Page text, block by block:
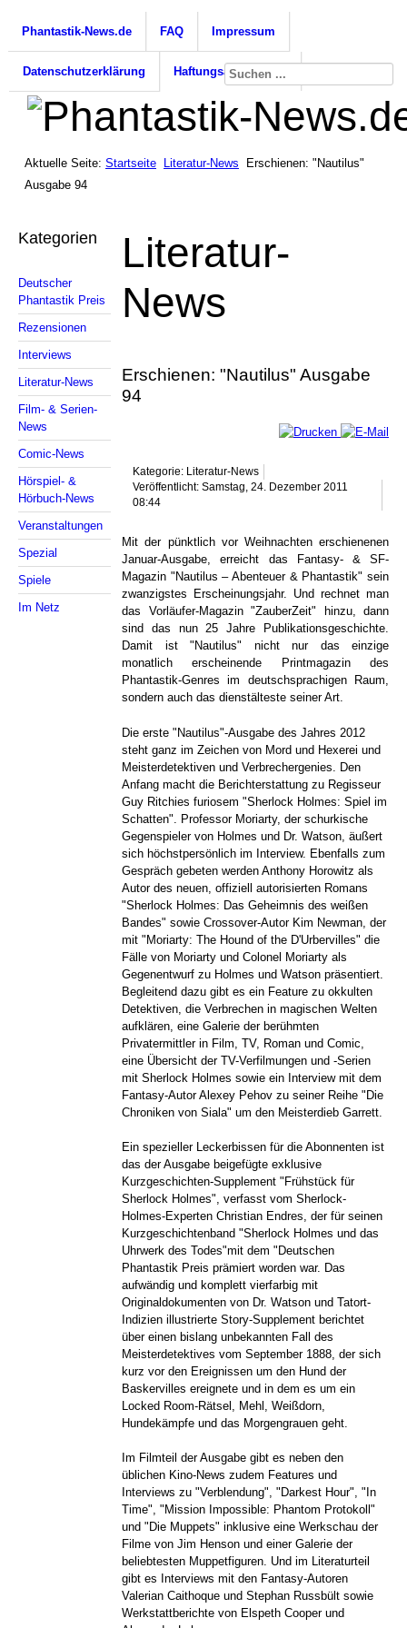
Phantastik-News.de FAQ Impressum
Datenschutzerklärung Haftungsausschluss
Aktuelle Seite: Startseite Literatur-News
Erschienen: "Nautilus"
Ausgabe 94
Kategorien
Deutscher
Phantastik Preis
Rezensionen
Interviews
Literatur-News
Film- & Serien-
News
Comic-News
Hörspiel- &
Hörbuch-News
Veranstaltungen
Spezial
Spiele
Im Netz
Literatur-
News
Erschienen: "Nautilus" Ausgabe
94
Kategorie: Literatur-News
Veröffentlicht: Samstag, 24. Dezember 2011
08:44
Mit der pünktlich vor Weihnachten erschienenen
Januar-Ausgabe, erreicht das Fantasy- & SF-
Magazin "Nautilus – Abenteuer & Phantastik" sein
zwanzigstes Erscheinungsjahr. Und rechnet man
das Vorläufer-Magazin "ZauberZeit" hinzu, dann
sind das nun 25 Jahre Publikationsgeschichte.
Damit ist "Nautilus" nicht nur das einzige
monatlich erscheinende Printmagazin des
Phantastik-Genres im deutschsprachigen Raum,
sondern auch das dienstälteste seiner Art.
Die erste "Nautilus"-Ausgabe des Jahres 2012
steht ganz im Zeichen von Mord und Hexerei und
Meisterdetektiven und Verbrechergenies. Den
Anfang macht die Berichterstattung zu Regisseur
Guy Ritchies furiosem "Sherlock Holmes: Spiel im
Schatten". Professor Moriarty, der schurkische
Gegenspieler von Holmes und Dr. Watson, äußert
sich höchstpersönlich im Interview. Ebenfalls zum
Gespräch gebeten werden Anthony Horowitz als
Autor des neuen, offiziell autorisierten Romans
"Sherlock Holmes: Das Geheimnis des weißen
Bandes" sowie Crossover-Autor Kim Newman, der
mit "Moriarty: The Hound of the D'Urbervilles" die
Fälle von Moriarty und Colonel Moriarty als
Gegenentwurf zu Holmes und Watson präsentiert.
Begleitend dazu gibt es ein Feature zu okkulten
Detektiven, die Verbrechen in magischen Welten
aufklären, eine Galerie der berühmten
Privatermittler in Film, TV, Roman und Comic,
eine Übersicht der TV-Verfilmungen und -Serien
mit Sherlock Holmes sowie ein Interview mit dem
Fantasy-Autor Alexey Pehov zu seiner Reihe "Die
Chroniken von Siala" um den Meisterdieb Garrett.
Ein spezieller Leckerbissen für die Abonnenten ist
das der Ausgabe beigefügte exklusive
Kurzgeschichten-Supplement "Frühstück für
Sherlock Holmes", verfasst vom Sherlock-
Holmes-Experten Christian Endres, der für seinen
Kurzgeschichtenband "Sherlock Holmes und das
Uhrwerk des Todes"mit dem "Deutschen
Phantastik Preis prämiert worden war. Das
aufwändig und komplett vierfarbig mit
Originaldokumenten von Dr. Watson und Tatort-
Indizien illustrierte Story-Supplement berichtet
über einen bislang unbekannten Fall des
Meisterdetektives vom September 1888, der sich
kurz vor den Ereignissen um den Hund der
Baskervilles ereignete und in dem es um ein
Locked Room-Rätsel, Mehl, Weißdorn,
Hundekämpfe und das Morgengrauen geht.
Im Filmteil der Ausgabe gibt es neben den
üblichen Kino-News zudem Features und
Interviews zu "Verblendung", "Darkest Hour", "In
Time", "Mission Impossible: Phantom Protokoll"
und "Die Muppets" inklusive eine Werkschau der
Filme von Jim Henson und einer Galerie der
beliebtesten Muppetfiguren. Und im Literaturteil
gibt es Interviews mit den Fantasy-Autoren
Valerian Caithoque und Stephan Russbült sowie
Werkstattberichte von Elspeth Cooper und